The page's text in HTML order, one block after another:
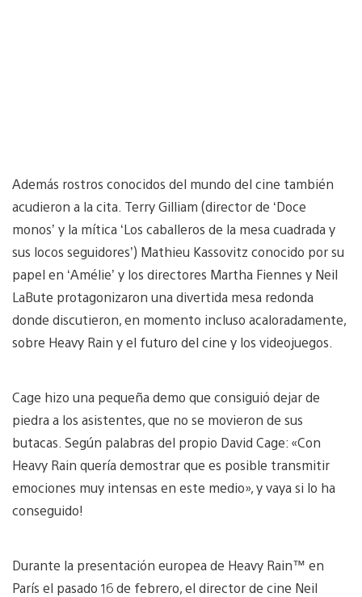
Además rostros conocidos del mundo del cine también
acudieron a la cita. Terry Gilliam (director de ‘Doce
monos’ y la mítica ‘Los caballeros de la mesa cuadrada y
sus locos seguidores’) Mathieu Kassovitz conocido por su
papel en ‘Amélie’ y los directores Martha Fiennes y Neil
LaBute protagonizaron una divertida mesa redonda
donde discutieron, en momento incluso acaloradamente,
sobre Heavy Rain y el futuro del cine y los videojuegos.
Cage hizo una pequeña demo que consiguió dejar de
piedra a los asistentes, que no se movieron de sus
butacas. Según palabras del propio David Cage: «Con
Heavy Rain quería demostrar que es posible transmitir
emociones muy intensas en este medio», y vaya si lo ha
conseguido!
Durante la presentación europea de Heavy Rain™ en
París el pasado 16 de febrero, el director de cine Neil